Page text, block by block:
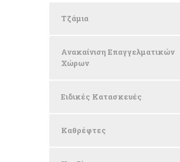
Τζάμια
Ανακαίνιση Επαγγελματικών
Χώρων
Ειδικές Κατασκευές
Καθρέφτες